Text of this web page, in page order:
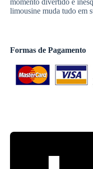
momento divertido e
limousine muda tudo em
Formas de Pagamento